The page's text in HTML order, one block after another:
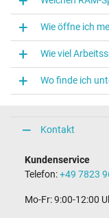
Wie öffne ich
Wie viel
Wo finde ich
Kontakt
Kundenservice
Telefon:+49 7823
Mo-Fr: 9:00-12:00